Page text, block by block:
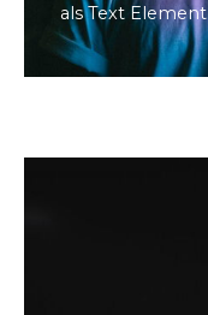
als Text Element